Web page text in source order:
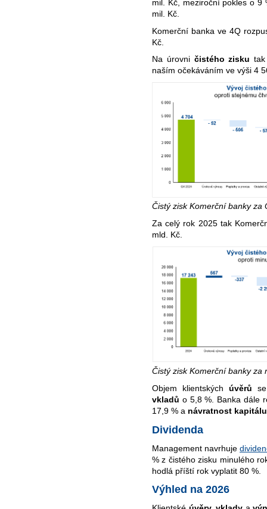
mil. Kč, meziroční pokles o 9
mil. Kč.
Komerční banka ve 4Q
Kč.
Na úrovni čistého zisku
naším očekáváním ve výši 4
Čistý zisk Komerční banky za
Za celý rok 2025 tak
mld. Kč.
Čistý zisk Komerční banky za
Objem klientskýchúvěrů
vkladů o 5,8 %. Banka dále
17,9 % a návratnost kapitálu
Dividenda
Management navrhuje
% z čistého zisku minulého
hodlá příští rok vyplatit 80 %.
Výhled na 2026